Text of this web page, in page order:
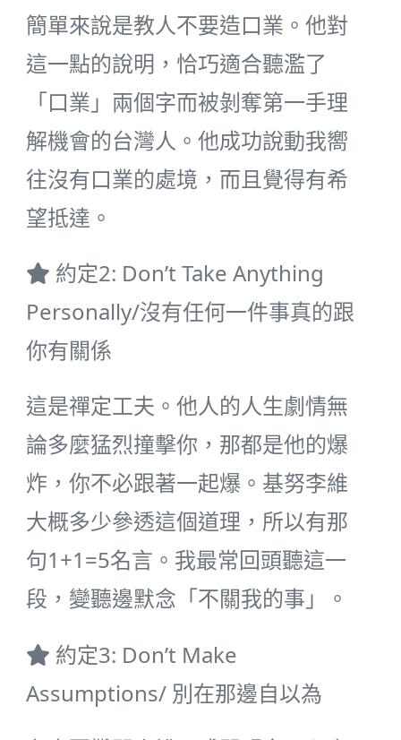
簡單來說是教人不要造口業。他對
這一點的說明，恰巧適合聽濫了
「口業」兩個字而被剝奪第一手理
解機會的台灣人。他成功說動我嚮
往沒有口業的處境，而且覺得有希
望抵達。
約定2: Don’t Take Anything
Personally/沒有任何一件事真的跟
你有關係
這是禪定工夫。他人的人生劇情無
論多麼猛烈撞擊你，那都是他的爆
炸，你不必跟著一起爆。基努李維
大概多少參透這個道理，所以有那
句1+1=5名言。我最常回頭聽這一
段，變聽邊默念「不關我的事」。
約定3: Don’t Make
Assumptions/ 別在那邊自以為